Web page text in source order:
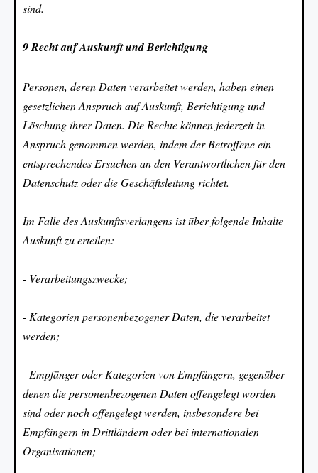
sind.
9 Recht auf Auskunft und Berichtigung
Personen, deren Daten verarbeitet werden, haben einen
gesetzlichen Anspruch auf Auskunft, Berichtigung und
Löschung ihrer Daten. Die Rechte können jederzeit in
Anspruch genommen werden, indem der Betroffene ein
entsprechendes Ersuchen an den Verantwortlichen für den
Datenschutz oder die Geschäftsleitung richtet.
Im Falle des Auskunftsverlangens ist über folgende Inhalte
Auskunft zu erteilen:
- Verarbeitungszwecke;
- Kategorien personenbezogener Daten, die verarbeitet
werden;
- Empfänger oder Kategorien von Empfängern, gegenüber
denen die personenbezogenen Daten offengelegt worden
sind oder noch offengelegt werden, insbesondere bei
Empfängern in Drittländern oder bei internationalen
Organisationen;